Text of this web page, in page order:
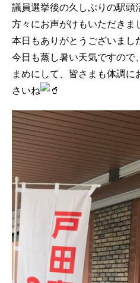
議員選挙後の久しぶりの駅
方々にお声がけもいただきま
本日もありがとうございまし
今日も蒸し暑い天気ですので
まめにして、皆さまも体調
さいね